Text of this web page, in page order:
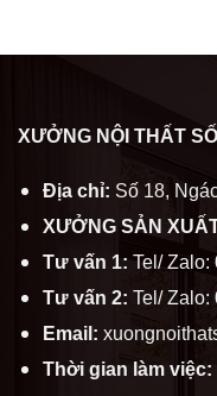
XƯỞNG NỘI THẤT
Địa chỉ: Số 18,
XƯỞNG SẢN
Tư vấn 1: Tel/ Zalo:
Tư vấn 2: Tel/ Zalo:
Email:
Thời gian làm việc: